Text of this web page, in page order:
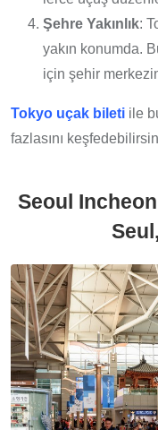
Şehre Yakınlık:
yakın konumda.
için şehir
Tokyo uçak bileti ile
fazlasını
Seoul